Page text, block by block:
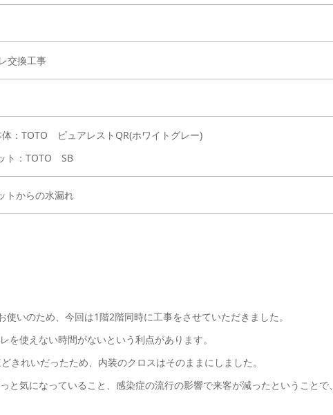
交換工事
体：TOTO ピュアレストQR(ホワイトグレー)
ト：TOTO SB
トからの水漏れ
いのため、今回は1階2階同時に工事をさせていただきました。
使えない時間がないという利点があります。
れいだったため、内装のクロスはそのままにしました。
気になっていること、感染症の流行の影響で来客が減ったということで、